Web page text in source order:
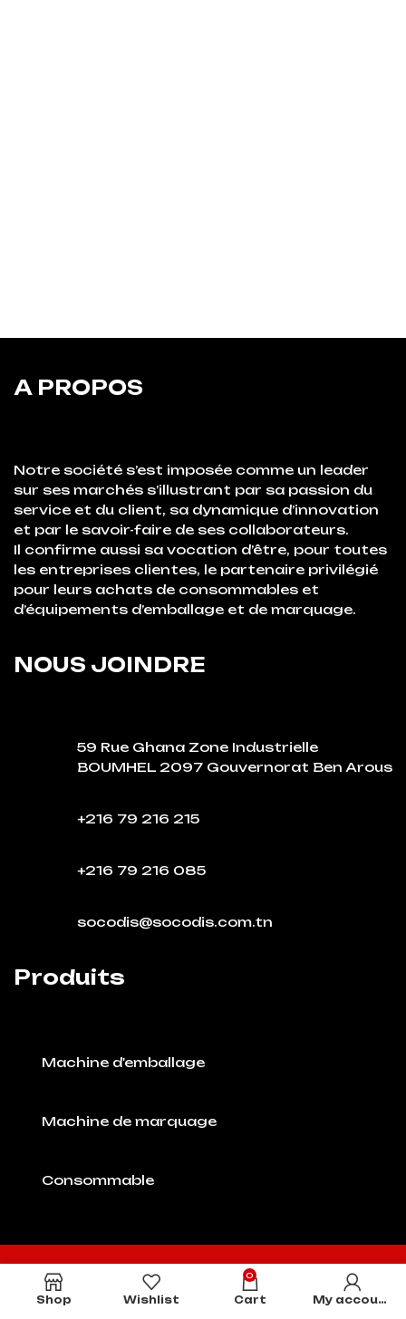
A PROPOS
Notre société s’est imposée comme un leader
sur ses marchés s’illustrant par sa passion du
service et du client, sa dynamique d’innovation
et par le savoir-faire de ses collaborateurs.
Il confirme aussi sa vocation d’être, pour toutes
les entreprises clientes, le partenaire privilégié
pour leurs achats de consommables et
d’équipements d’emballage et de marquage.
NOUS JOINDRE
59 Rue Ghana Zone Industrielle
BOUMHEL 2097 Gouvernorat Ben Arous
+216 79 216 215
+216 79 216 085
socodis@socodis.com.tn
Produits
Machine d'emballage
Machine de marquage
Consommable
Shop Wishlist
0
Cart My account